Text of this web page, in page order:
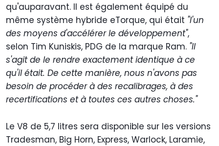
qu'auparavant. Il est également équipé du
même système hybride eTorque, qui était "l'un
des moyens d'accélérer le développement",
selon Tim Kuniskis, PDG de la marque Ram. "Il
s'agit de le rendre exactement identique à ce
qu'il était. De cette manière, nous n'avons pas
besoin de procéder à des recalibrages, à des
recertifications et à toutes ces autres choses."
Le V8 de 5,7 litres sera disponible sur les versions
Tradesman, Big Horn, Express, Warlock, Laramie,